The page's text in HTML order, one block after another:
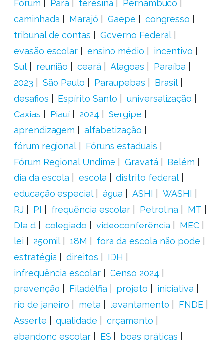
Fórum
Pará teresina
Pernambuco
caminhada
Marajó Gaepe
congresso
tribunal de contas
Governo Federal
evasão escolar
ensino médio
incentivo
Sul
reunião ceará Alagoas
Paraíba
2023
São Paulo Paraupebas
Brasil
desafios
Espírito Santo
universalização
Caxias
Piauí 2024
Sergipe
aprendizagem
alfabetização
fórum regional
Fóruns estaduais
Fórum Regional Undime
Gravatá
Belém
dia da escola
escola
distrito federal
educação especial
água ASHI
WASHI
RJ
PI frequência escolar Petrolina
MT
DIa d
colegiado videoconferência
MEC
lei
250mil 18M
fora da escola não pode
estratégia
direitos
IDH
infrequência escolar
Censo 2024
prevenção
Filadélfia projeto
iniciativa
rio de janeiro
meta levantamento
FNDE
Asserte
qualidade
orçamento
abandono escolar
ES
boas práticas